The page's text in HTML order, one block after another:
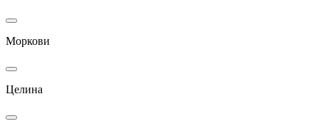
Моркови
Целина